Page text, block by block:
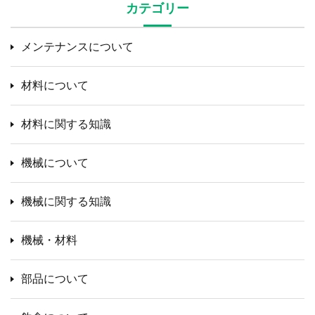
カテゴリー
メンテナンスについて
材料について
材料に関する知識
機械について
機械に関する知識
機械・材料
部品について